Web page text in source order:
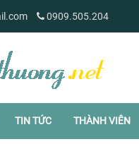
0909.505.204
TIN TỨC THÀNH VIÊN